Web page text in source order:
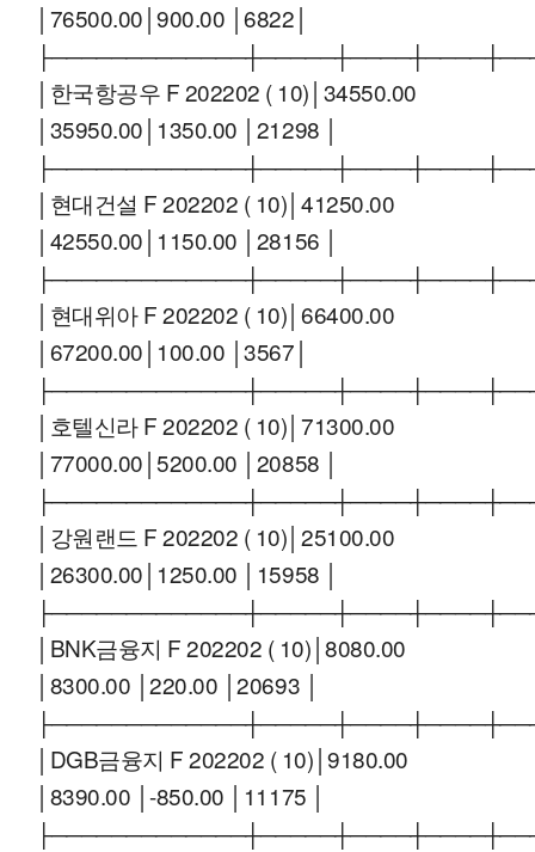
│76500.00│900.00 │6822│
│한국항공우 F 202202 ( 10)│34550.00
│35950.00│1350.00 │21298 │
│현대건설 F 202202 ( 10)│41250.00
│42550.00│1150.00 │28156 │
│현대위아 F 202202 ( 10)│66400.00
│67200.00│100.00 │3567│
│호텔신라 F 202202 ( 10)│71300.00
│77000.00│5200.00 │20858 │
│강원랜드 F 202202 ( 10)│25100.00
│26300.00│1250.00 │15958 │
│BNK금융지 F 202202 ( 10)│8080.00
│8300.00 │220.00 │20693 │
│DGB금융지 F 202202 ( 10)│9180.00
│8390.00 │-850.00 │11175 │